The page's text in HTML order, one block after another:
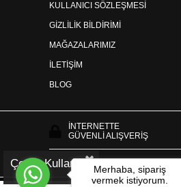
KULLANICI SÖZLEŞMESİ
GİZLİLİK BİLDİRİMİ
MAĞAZALARIMIZ
İLETİŞİM
BLOG
İNTERNETTE
GÜVENLİ ALIŞVERİŞ
Copyright © 2025
Çerez KullanımıMerhaba, sipariş
vermek istiyorum.